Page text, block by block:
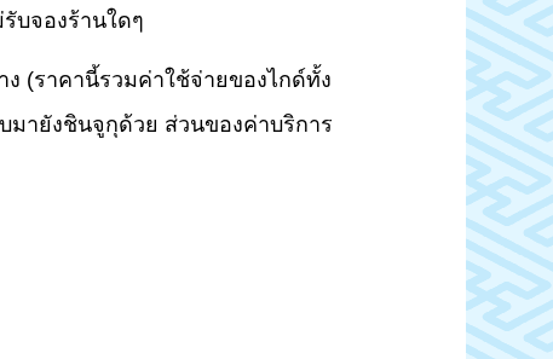
บจองร้านใดๆ
(ราคานี้รวมค่าใช้จ่ายของไกด์ทั้ง
มายังชินจูกุด้วย ส่วนของค่าบริการ